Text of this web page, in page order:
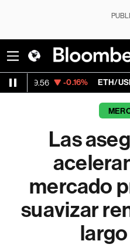
-0.16% ETH/USD 1,912.925
Las
mercado
suavizar